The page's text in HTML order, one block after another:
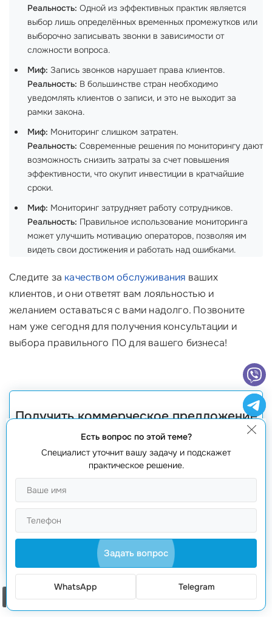
Реальность: Одной из эффективных практик является
выбор лишь определённых временных промежутков или
выборочно записывать звонки в зависимости от
сложности вопроса.
Миф: Запись звонков нарушает права клиентов.
Реальность: В большинстве стран необходимо
уведомлять клиентов о записи, и это не выходит за
рамки закона.
Миф: Мониторинг слишком затратен.
Реальность: Современные решения по мониторингу дают
возможность снизить затраты за счет повышения
эффективности, что окупит инвестиции в кратчайшие
сроки.
Миф: Мониторинг затрудняет работу сотрудников.
Реальность: Правильное использование мониторинга
может улучшить мотивацию операторов, позволяя им
видеть свои достижения и работать над ошибками.
Следите за качеством обслуживания ваших
клиентов, и они ответят вам лояльностью и
желанием оставаться с вами надолго. Позвоните
нам уже сегодня для получения консультации и
выбора правильного ПО для вашего бизнеса!
Получить коммерческое предложение
Получить предложение
Есть вопрос по этой теме?
Специалист уточнит вашу задачу и подскажет
практическое решение.
Задать вопрос
WhatsApp Telegram
Заказать звонок